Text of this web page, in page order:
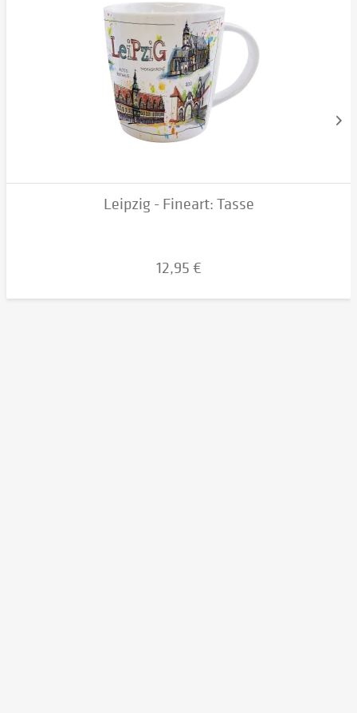
Leipzig - Fineart: Tasse
12,95 €